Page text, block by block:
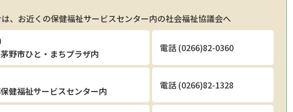
、お近くの保健福祉サービスセンター内の社会福祉協議会へ
野市ひと・まちプラザ内
電話 (0266)82-0360
健福祉サービスセンター内
電話 (0266)82-1328